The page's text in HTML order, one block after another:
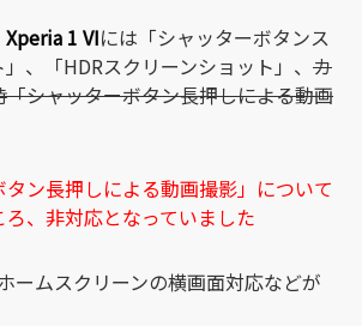
Xperia 1 VIには「シャッターボタンス
、「HDRスクリーンショット」、 カ
シャッターボタン長押しによる動画
ン長押しによる動画撮影」について
、非対応となっていました
ームスクリーンの横画面対応などが